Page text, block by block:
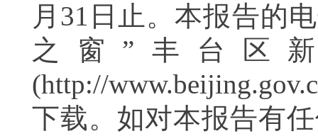
月 31 日止。本报告的
之窗 ” 丰台区
(http://
下载。如对本报告有